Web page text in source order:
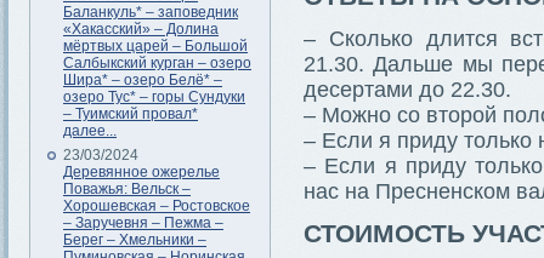
Баланкуль* – заповедник
«Хакасский» – Долина
мёртвых царей – Большой
Салбыкский курган – озеро
Шира* – озеро Белё* –
озеро Тус* – горы Сундуки
– Туимский провал*
далее...
23/03/2024
Деревянное ожерелье
Поважья: Вельск –
Хорошевская – Ростовское
– Заручевня – Пежма –
Берег – Хмельники –
– Сколько длится
21.30. Дальше мы
десертами до 22.30.
– Можно со второй
– Если я приду только
– Если я приду
нас на Пресненском
СТОИМОСТЬ